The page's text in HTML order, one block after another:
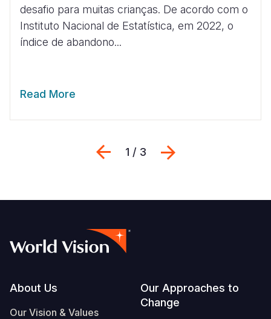
desafio para muitas crianças. De acordo com o
Instituto Nacional de Estatística, em 2022, o
índice de abandono...
Read More
Previous
1 / 3
Footer
About Us
Our Vision & Values
Our Approaches to
Change